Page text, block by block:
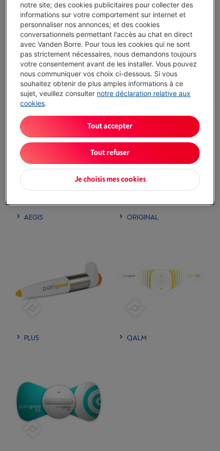
ALLER DMX
Antidouleur Paingone
AEGIS ORIGINAL
PLUS QALM
notre site; des cookies publicitaires pour collecter des
informations sur votre comportement sur internet et
personnaliser nos annonces; et des cookies
conversationnels permettant l'accès au chat en direct
avec Vanden Borre. Pour tous les cookies qui ne sont
pas strictement nécessaires, nous demandons toujours
votre consentement avant de les installer. Vous pouvez
nous communiquer vos choix ci-dessous. Si vous
souhaitez obtenir de plus amples informations à ce
sujet, veuillez consulter notre déclaration relative aux
cookies.
Je choisis mes cookies
Tout refuser
Tout accepter